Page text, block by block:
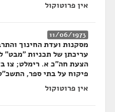
אין פרוטוקול
11/06/1973
מסקנות ועדת החינוך
עריכתן של תכניות "מבט"
הצעת חה"כ א. רימלט; צו
פיקוח על בתי ספר, התשכ"ט-1969;
אין פרוטוקול